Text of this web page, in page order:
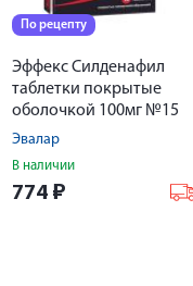
По рецепту
Эффекс Силденафил
таблетки покрытые
оболочкой 100мг №15
Эвалар
В наличии
774 ₽